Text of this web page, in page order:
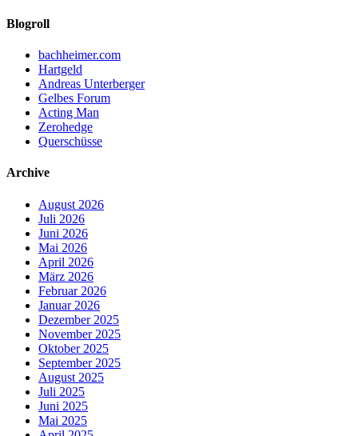
Blogroll
bachheimer.com
Hartgeld
Andreas Unterberger
Gelbes Forum
Acting Man
Zerohedge
Querschüsse
Archive
August 2026
Juli 2026
Juni 2026
Mai 2026
April 2026
März 2026
Februar 2026
Januar 2026
Dezember 2025
November 2025
Oktober 2025
September 2025
August 2025
Juli 2025
Juni 2025
Mai 2025